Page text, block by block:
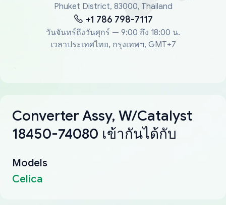
Phuket District, 83000, Thailand
+1 786 798-7117
วันจันทร์ถึงวันศุกร์ — 9:00 ถึง 18:00 น.
เวลาประเทศไทย, กรุงเทพฯ, GMT+7
Converter Assy, W/Catalyst
18450-74080 เข้ากันได้กับ
Models
Celica